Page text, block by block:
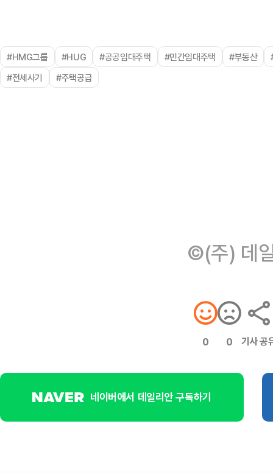
#HMG그룹 #HUG #공공임대주택 #민간임대주택 #부동산
#전세사기
#주택공급
©(주) 데
0 0 기사 공
네이버에서 데일리안 구독하기